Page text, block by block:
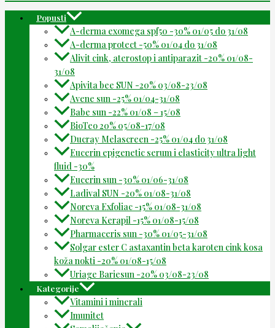
Popusti
A-derma exomega spf50 -30% 01/05 do 31/08
A-derma protect -50% 01/04 do 31/08
Alivit cink, aterostop i antiparazit -20% 01/08-
31/08
Apivita bee SUN -20% 03/08-23/08
Avene sun -25% 01/04-31/08
Babe sun -22% 01/08 – 15/08
BioTeo 20% 05/08-17/08
Ducray Melascreen -25% 01/04 do 31/08
Eucerin epigenetic serum i elasticity ultra light
fluid -30%
Eucerin sun -30% 01/06-31/08
Ladival SUN -20% 01/08-31/08
Noreva Exfoliac -15% 01/08-31/08
Noreva Kerapil -15% 01/08-15/08
Pharmaceris sun -30% 01/05-31/08
Solgar ester C astaxantin beta karoten cink kosa
koža nokti -20% 01/08-15/08
Uriage Bariesun -20% 03/08-23/08
Kategorije
Vitamini i minerali
Imunitet